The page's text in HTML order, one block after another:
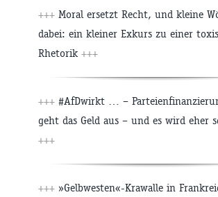
+++ Moral ersetzt Recht, und kleine
dabei: ein kleiner Exkurs zu einer
Rhetorik +++
+++ #AfDwirkt … –
geht das Geld aus – und es wird eher
+++
+++ »Gelbwesten«-Krawalle in